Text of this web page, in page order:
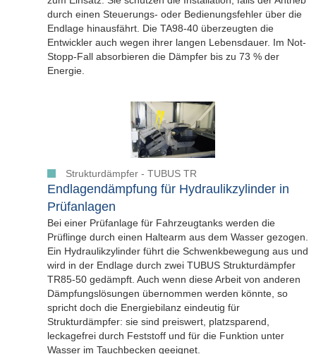
durch einen Steuerungs- oder Bedienungsfehler über die
Endlage hinausfährt. Die TA98-40 überzeugten die
Entwickler auch wegen ihrer langen Lebensdauer. Im Not-
Stopp-Fall absorbieren die Dämpfer bis zu 73 % der
Energie.
Strukturdämpfer - TUBUS TR
Endlagendämpfung für Hydraulikzylinder in
Prüfanlagen
Bei einer Prüfanlage für Fahrzeugtanks werden die
Prüflinge durch einen Haltearm aus dem Wasser gezogen.
Ein Hydraulikzylinder führt die Schwenkbewegung aus und
wird in der Endlage durch zwei TUBUS Strukturdämpfer
TR85-50 gedämpft. Auch wenn diese Arbeit von anderen
Dämpfungslösungen übernommen werden könnte, so
spricht doch die Energiebilanz eindeutig für
Strukturdämpfer: sie sind preiswert, platzsparend,
leckagefrei durch Feststoff und für die Funktion unter
Wasser im Tauchbecken geeignet.